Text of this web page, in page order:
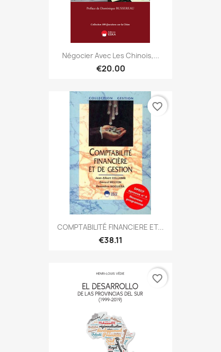
Négocier Avec Les Chinois,...
€20.00
COMPTABILITÉ FINANCIERE ET...
€38.11
favorite_border
favorite_border